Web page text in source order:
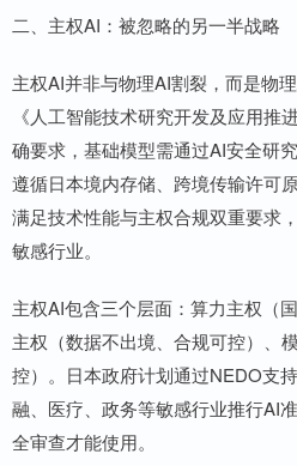
二、主权AI：被忽略的另一半战略
主权AI并非与物理AI割裂，而是物
《人工智能技术研究开发及应用推
确要求，基础模型需通过AI安全研
遵循日本境内存储、跨境传输许可
满足技术性能与主权合规双重要求
敏感行业。
主权AI包含三个层面：算力主权（
主权（数据不出境、合规可控）、
控）。日本政府计划通过NEDO支
融、医疗、政务等敏感行业推行
全审查才能使用。